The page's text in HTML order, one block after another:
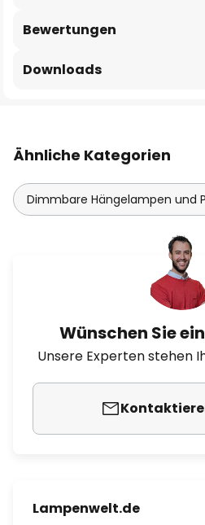
Bewertungen
Downloads
Ähnliche Kategorien
Dimmbare Hängelampen und
Wünschen Sie
Unsere Experten stehen
Lampenwelt.de